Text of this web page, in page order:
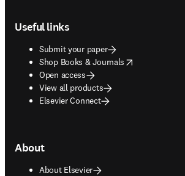
Useful links
Submit your paper
Shop Books & Journals
opens in new tab/window
Open access
View all products
Elsevier Connect
About
About Elsevier